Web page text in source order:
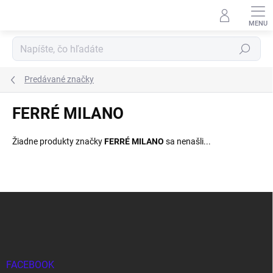
Hľadať
Predávané značky
FERRÉ MILANO
Žiadne produkty značkyFERRÉ MILANO sa nenašli...
FACEBOOK